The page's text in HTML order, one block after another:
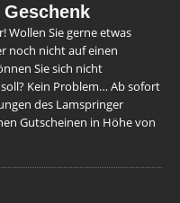
Wollen Sie gerne etwas
noch nicht auf einen
Sie sich nicht
Kein Problem… Ab sofort
des Lamspringer
Gutscheinen in Höhe von